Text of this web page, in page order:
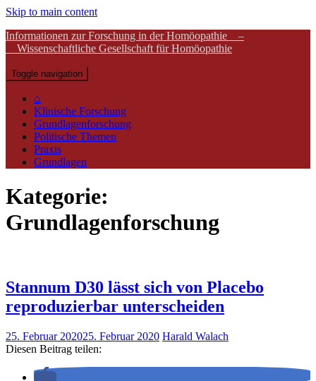
Skip to main content
Informationen zur Forschung in der Homöopathie –
Wissenschaftliche Gesellschaft für Homöopathie
Toggle navigation
⌂
Klinische Forschung
Grundlagenforschung
Politische Themen
Praxis
Grundlagen
Kategorie:
Grundlagenforschung
Stannum D30 lässt sich von Placebo
reproduzierbar unterscheiden
25. Februar 202025. Februar 2020 Harald Walach
Diesen Beitrag teilen: